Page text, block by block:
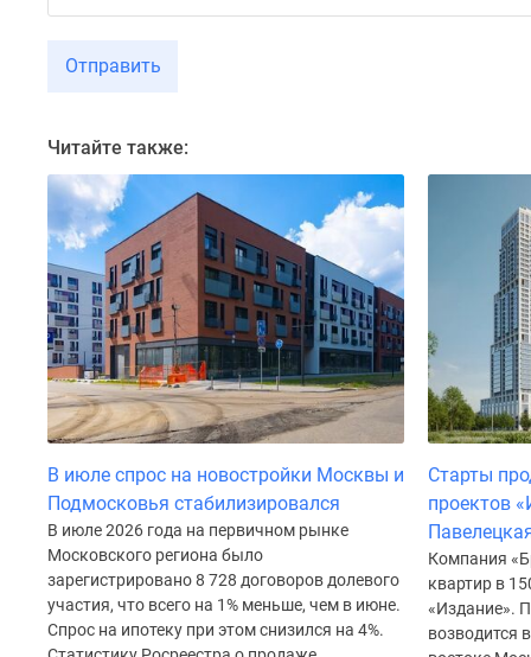
Квартиры
новостроек
Субсидированная
застройщиком
Rutube
Москве
Программа
Москве
Новостройки
премиум-
Новостройки
бизнес-
Отправить
Читайте также:
В июле спрос на новостройки Москвы и
Подмосковья стабилизировался
В июле 2026 года на первичном рынке
Московского региона было
зарегистрировано 8 728 договоров долевого
участия, что всего на 1% меньше, чем в июне.
Спрос на ипотеку при этом снизился на 4%.
Старты
проектов
Компания
квартир в
«Издание».
возводится